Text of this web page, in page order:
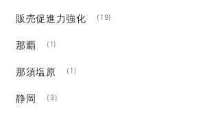
販売促進力強化 (19)
那覇 (1)
那須塩原 (1)
静岡 (3)